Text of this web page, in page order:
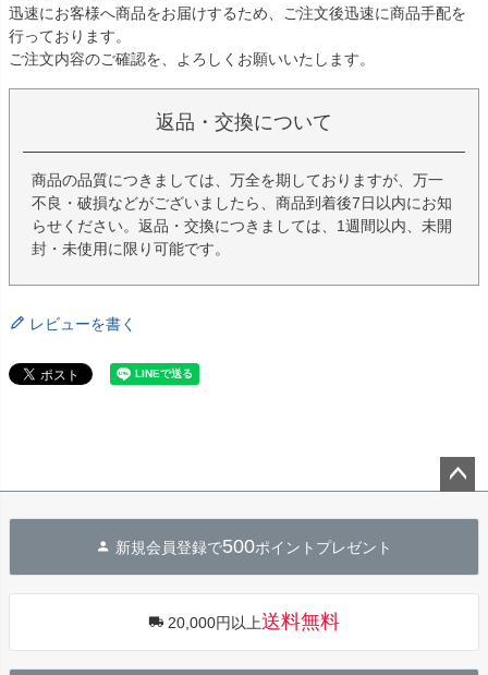
迅速にお客様へ商品をお届けするため、ご注文後迅速に商品手配を
行っております。
ご注文内容のご確認を、よろしくお願いいたします。
返品・交換について
商品の品質につきましては、万全を期しておりますが、万一
不良・破損などがございましたら、商品到着後7日以内にお知
らせください。返品・交換につきましては、1週間以内、未開
封・未使用に限り可能です。
レビューを書く
へ
新規会員登録で500ポイントプレゼント
20,000円以上送料無料